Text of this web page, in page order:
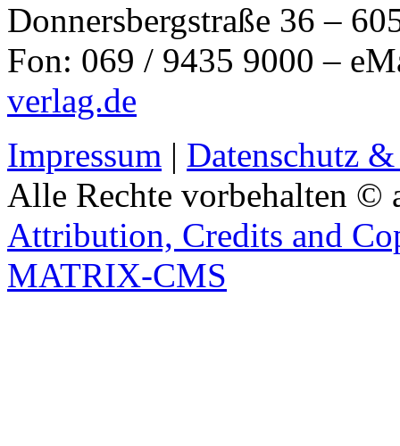
Donnersbergstraße 36 –
Fon: 069 / 9435 9000 –
verlag.de
Impressum | Datenschutz
Alle Rechte vorbehalten ©
Attribution, Credits and
MATRIX-CMS